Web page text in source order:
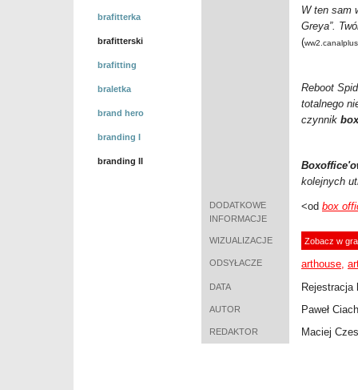
brafitterka
brafitterski
brafitting
braletka
brand hero
branding I
branding II
W ten sam
Greya”.
(
Reboot
totalnego
czynnik
kolejnych
DODATKOWE
INFORMACJE
<od box
WIZUALIZACJE Zobacz w
ODSYŁACZE arthouse,
DATA Rejestracja
AUTOR Paweł Ciach
REDAKTOR Maciej